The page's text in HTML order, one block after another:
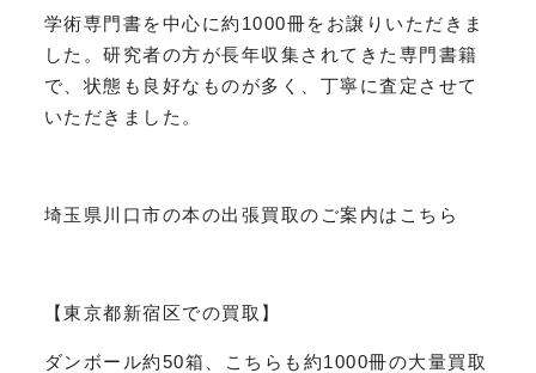
学術専門書を中心に約1000冊をお譲りいただきま
した。研究者の方が長年収集されてきた専門書籍
で、状態も良好なものが多く、丁寧に査定させて
いただきました。
埼玉県川口市の本の出張買取のご案内はこちら
【東京都新宿区での買取】
ダンボール約50箱、こちらも約1000冊の大量買取